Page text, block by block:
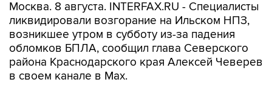
Москва. 8 августа. INTERFAX.RU - Специалисты
ликвидировали возгорание на Ильском НПЗ,
возникшее утром в субботу из-за падения
обломков БПЛА, сообщил глава Северского
района Краснодарского края Алексей Чеверев
в своем канале в Max.